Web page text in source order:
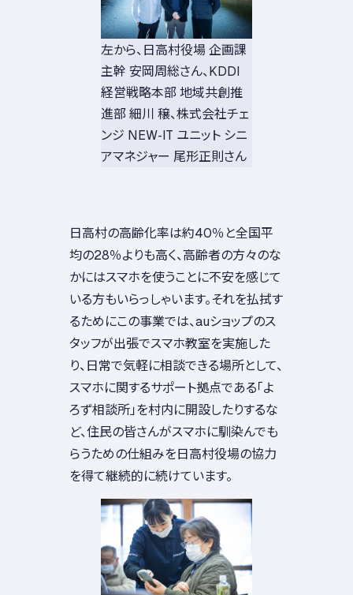
左から、日高村役場 企画課
主幹 安岡周総さん、KDDI
経営戦略本部 地域共創推
進部 細川 穣、株式会社チェ
ンジ NEW-IT ユニット シニ
アマネジャー 尾形正則さん
日高村の高齢化率は約40％と全国平
均の28％よりも高く、高齢者の方々のな
かにはスマホを使うことに不安を感じて
いる方もいらっしゃいます。それを払拭す
るためにこの事業では、auショップのス
タッフが出張でスマホ教室を実施した
り、日常で気軽に相談できる場所として、
スマホに関するサポート拠点である「よ
ろず相談所」を村内に開設したりするな
ど、住民の皆さんがスマホに馴染んでも
らうための仕組みを日高村役場の協力
を得て継続的に続けています。